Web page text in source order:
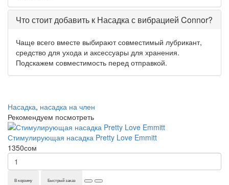
Что стоит добавить к Насадка с вибрацией Connor?
Чаще всего вместе выбирают совместимый лубрикант,
средство для ухода и аксессуары для хранения.
Подскажем совместимость перед отправкой.
Насадка, насадка на член
Рекомендуем посмотреть
Стимулирующая насадка Pretty Love Emmitt
1350сом
В корзину Быстрый заказ